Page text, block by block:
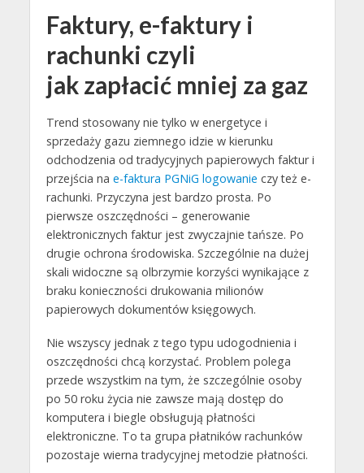
Faktury, e-faktury i
rachunki czyli
jak zapłacić mniej za gaz
Trend stosowany nie tylko w energetyce i
sprzedaży gazu ziemnego idzie w kierunku
odchodzenia od tradycyjnych papierowych faktur i
przejścia na e-faktura PGNiG logowanie czy też e-
rachunki. Przyczyna jest bardzo prosta. Po
pierwsze oszczędności – generowanie
elektronicznych faktur jest zwyczajnie tańsze. Po
drugie ochrona środowiska. Szczególnie na dużej
skali widoczne są olbrzymie korzyści wynikające z
braku konieczności drukowania milionów
papierowych dokumentów księgowych.
Nie wszyscy jednak z tego typu udogodnienia i
oszczędności chcą korzystać. Problem polega
przede wszystkim na tym, że szczególnie osoby
po 50 roku życia nie zawsze mają dostęp do
komputera i biegle obsługują płatności
elektroniczne. To ta grupa płatników rachunków
pozostaje wierna tradycyjnej metodzie płatności.